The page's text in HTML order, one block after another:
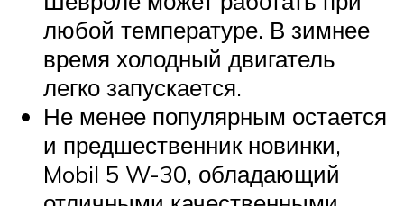
любой температуре. В зимнее
время холодный двигатель
легко запускается.
Не менее популярным остается
и предшественник новинки,
Mobil 5 W-30, обладающий